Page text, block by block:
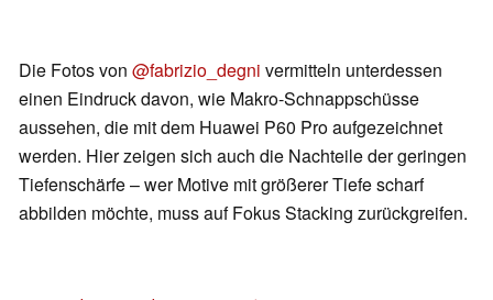
Die Fotos von @fabrizio_degni vermitteln unterdessen
einen Eindruck davon, wie Makro-Schnappschüsse
aussehen, die mit dem Huawei P60 Pro aufgezeichnet
werden. Hier zeigen sich auch die Nachteile der geringen
Tiefenschärfe – wer Motive mit größerer Tiefe scharf
abbilden möchte, muss auf Fokus Stacking zurückgreifen.